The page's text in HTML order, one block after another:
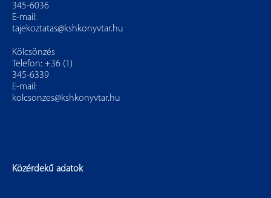
345-6036
E-mail:
tajekoztatas@kshkonyvtar.hu
Kölcsönzés
Telefon: +36 (1)
345-6339
E-mail:
kolcsonzes@kshkonyvtar.hu
Közérdekű adatok